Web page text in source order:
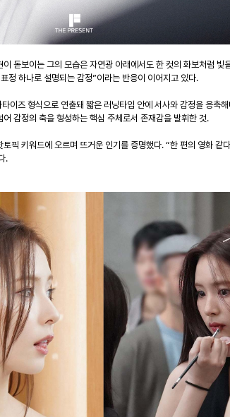
돋보이는 그의 모습은 자연광 아래에서도 한 컷의 화보처럼
정 하나로 설명되는 감정”이라는 반응이 이어지고 있다.
즈 형식으로 연출돼 짧은 러닝타임 안에 서사와 감정을 응축
감정의 축을 형성하는 핵심 주체로서 존재감을 발휘한 것.
픽 키워드에 오르며 뜨거운 인기를 증명했다. “한 편의 영화
.